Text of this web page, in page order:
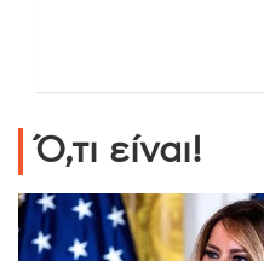
Ό,τι είναι!